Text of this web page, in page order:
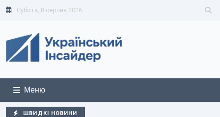
Субота, 8 серпня 2026
Меню
ШВИДКІ НОВИНИ